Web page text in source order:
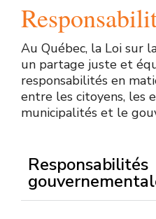
travaux
affectant
leur
secteur
(bris
d’aqueduc,
avis
Pour
recevoir
ces
être
enregistrée
par
votre
répondeur
ou
votre
condition
que
Au Québec, la Loi sur
un partage juste et
responsabilités en
entre les citoyens, les
municipalités et le
Responsabilités